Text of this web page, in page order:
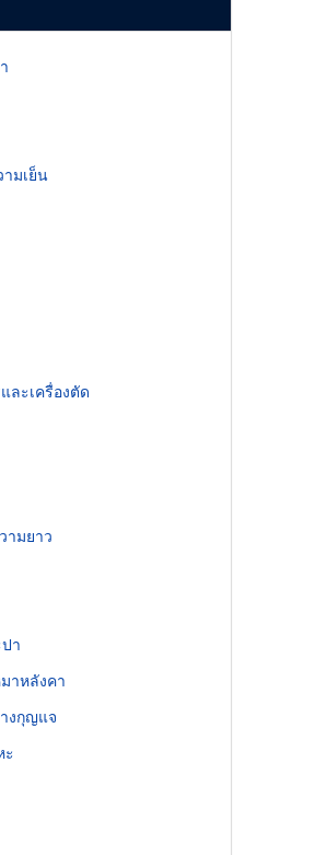
มเย็น
ละเครื่องตัด
ามยาว
า
าหลังคา
งกุญแจ
ะ